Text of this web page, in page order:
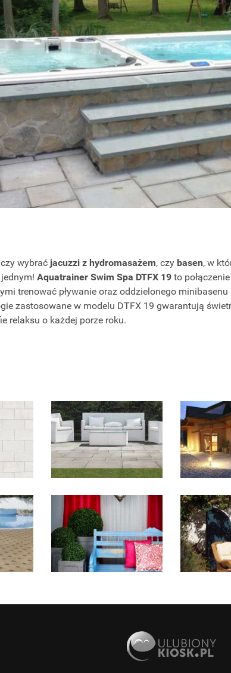
wybrać jacuzzi z hydromasażem, czy basen, w
Aquatrainer Swim Spa DTFX 19to
trenować pływanie oraz oddzielonego
zastosowane w modelu DTFX 19 gwarantują
relaksu o każdej porze roku.